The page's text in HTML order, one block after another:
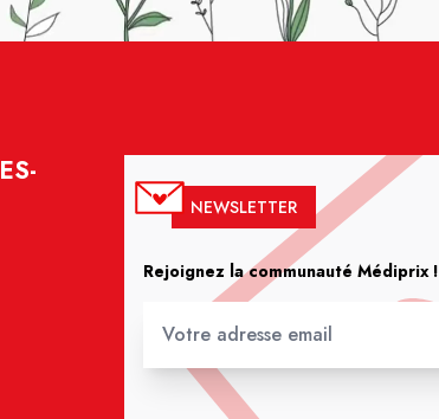
NEWSLETTER
Rejoignez la communauté Médiprix !